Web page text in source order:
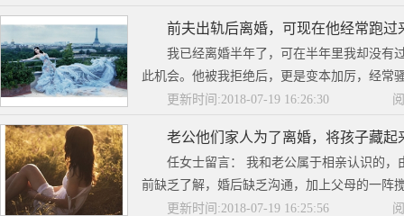
前夫出轨后离婚，可现在他经常跑过
我已经离婚半年了，可在半年里我却没有
此机会。他被我拒绝后，更是变本加厉，经常
更新时间:2018-07-19 16:26:30
老公他们家人为了离婚，将孩子藏起
任女士留言： 我和老公属于相亲认识的
前缺乏了解，婚后缺乏沟通，加上父母的一阵
更新时间:2018-07-19 16:25:56